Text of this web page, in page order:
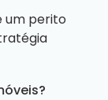
um perito